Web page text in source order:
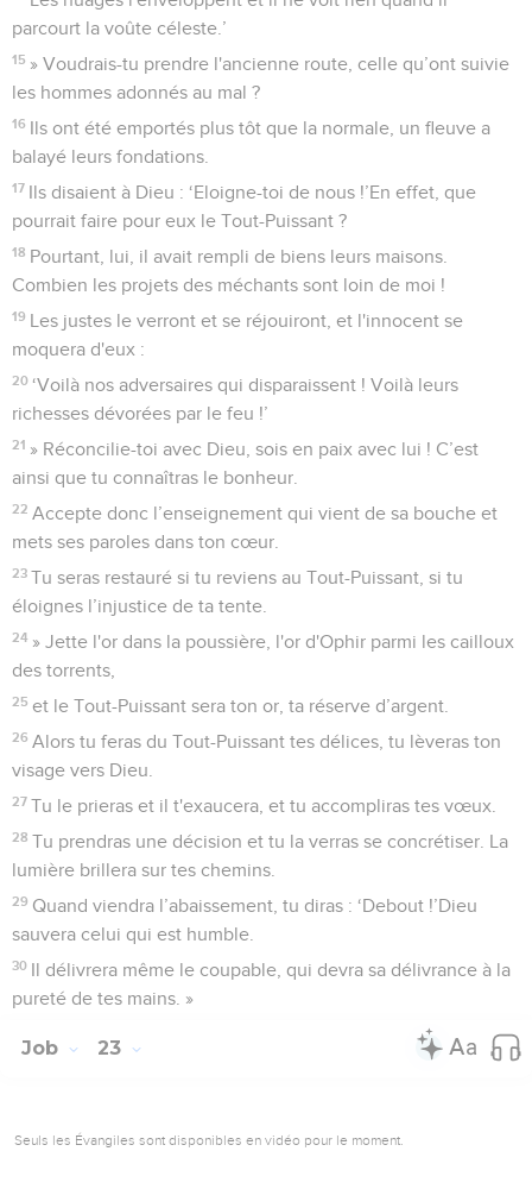
parcourt la voûte céleste.’
15 » Voudrais-tu prendre l'ancienne route, celle qu’ont suivie
les hommes adonnés au mal ?
16 Ils ont été emportés plus tôt que la normale, un fleuve a
balayé leurs fondations.
17 Ils disaient à Dieu : ‘Eloigne-toi de nous !’En effet, que
pourrait faire pour eux le Tout-Puissant ?
18 Pourtant, lui, il avait rempli de biens leurs maisons.
Combien les projets des méchants sont loin de moi !
19 Les justes le verront et se réjouiront, et l'innocent se
moquera d'eux :
20 ‘Voilà nos adversaires qui disparaissent ! Voilà leurs
richesses dévorées par le feu !’
21 » Réconcilie-toi avec Dieu, sois en paix avec lui ! C’est
ainsi que tu connaîtras le bonheur.
22 Accepte donc l’enseignement qui vient de sa bouche et
mets ses paroles dans ton cœur.
23 Tu seras restauré si tu reviens au Tout-Puissant, si tu
éloignes l’injustice de ta tente.
24 » Jette l'or dans la poussière, l'or d'Ophir parmi les cailloux
des torrents,
25 et le Tout-Puissant sera ton or, ta réserve d’argent.
26 Alors tu feras du Tout-Puissant tes délices, tu lèveras ton
visage vers Dieu.
27 Tu le prieras et il t'exaucera, et tu accompliras tes vœux.
28 Tu prendras une décision et tu la verras se concrétiser. La
lumière brillera sur tes chemins.
29 Quand viendra l’abaissement, tu diras : ‘Debout !’Dieu
sauvera celui qui est humble.
30 Il délivrera même le coupable, qui devra sa délivrance à la
pureté de tes mains. »
Job 23
Seuls les Évangiles sont disponibles en vidéo pour le moment.